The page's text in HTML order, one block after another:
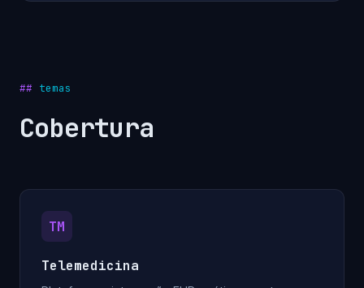
temas
Cobertura
TM
Telemedicina